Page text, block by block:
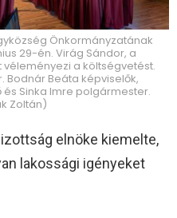
Önkormányzatának
29-én. Virág Sándor, a
a költségvetést.
Bodnár Beáta képviselők,
Sinka Imre polgármester.
Zoltán)
elnöke kiemelte,
lakossági igényeket